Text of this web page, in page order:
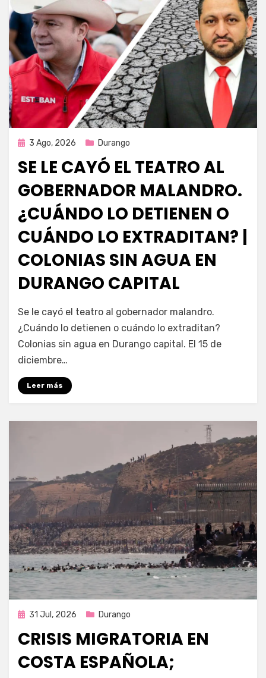
Publicada
3 Ago, 2026 Durango
SE LE CAYÓ EL TEATRO AL
GOBERNADOR MALANDRO.
¿CUÁNDO LO DETIENEN O
CUÁNDO LO EXTRADITAN? |
COLONIAS SIN AGUA EN
DURANGO CAPITAL
por Fernando Miranda Servín
Se le cayó el teatro al gobernador malandro.
¿Cuándo lo detienen o cuándo lo extraditan?
Colonias sin agua en Durango capital. El 15 de
diciembre…
Leer más
Publicada
31 Jul, 2026 Durango
CRISIS MIGRATORIA EN
COSTA ESPAÑOLA;